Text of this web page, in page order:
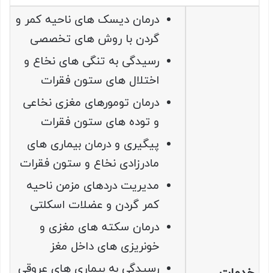
درمان ديسک های ناحيه کمر و
گردن با روش های تخصصی
رسيدگی به تنگی های نخاع و
اختلال های ستون فقرات
درمان تومورهای مغزی نخاعی
و توده های ستون فقرات
پيگيری و درمان بيماری های
مادرزادی نخاع و ستون فقرات
مديريت دردهای مزمن ناحيه
کمر گردن و عضلات اسکلتی
درمان سكته های مغزی و
خونريزی های داخل مغز
رسيدگی به بيماری های عروقی